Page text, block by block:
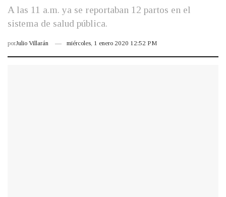
A las 11 a.m. ya se reportaban 12 partos en el
sistema de salud pública.
porJulio Villarán miércoles, 1 enero 2020 12:52 PM